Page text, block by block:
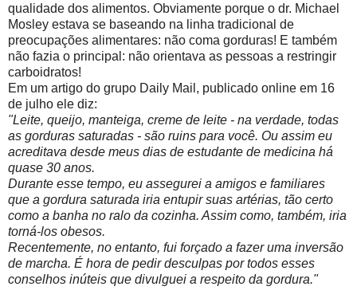
qualidade dos alimentos. Obviamente porque o dr. Michael
Mosley estava se baseando na linha tradicional de
preocupações alimentares: não coma gorduras! E também
não fazia o principal: não orientava as pessoas a restringir
carboidratos!
Em um artigo do grupo Daily Mail, publicado online em 16
de julho ele diz:
"Leite, queijo, manteiga, creme de leite - na verdade, todas
as gorduras saturadas - são ruins para você. Ou assim eu
acreditava desde meus dias de estudante de medicina há
quase 30 anos.
Durante esse tempo, eu assegurei a amigos e familiares
que a gordura saturada iria entupir suas artérias, tão certo
como a banha no ralo da cozinha. Assim como, também, iria
torná-los obesos.
Recentemente, no entanto, fui forçado a fazer uma inversão
de marcha. É hora de pedir desculpas por todos esses
conselhos inúteis que divulguei a respeito da gordura."